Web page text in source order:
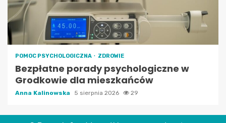
POMOC PSYCHOLOGICZNA ZDROWIE
Bezpłatne porady psychologiczne w
Grodkowie dla mieszkańców
Anna Kalinowska 5 sierpnia 2026 29